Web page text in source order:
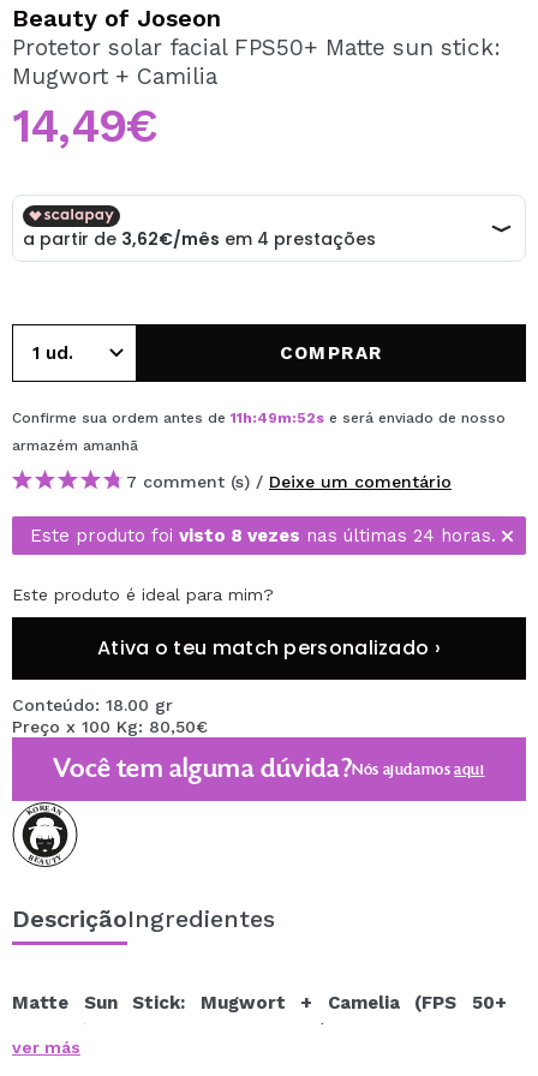
Ao criar uma conta no Maquibeauty.pt pode fazer as suas
compras rapidamente, verificar o estado das suas
Beauty of Joseon
Protetor solar facial FPS50+ Matte sun stick:
Mugwort + Camilia
14,49€
COMPRAR
Confirme sua ordem antes de 11h:49m:52s e será enviado de nosso
armazém amanhã
7 comment (s) / Deixe um comentário
Este produto foi visto 8 vezes nas últimas 24 horas.
Este produto é ideal para mim?
Ativa o teu match personalizado ›
Conteúdo: 18.00 gr
Preço x 100 Kg: 80,50€
Você tem alguma dúvida?Nós ajudamosaqui
DescriçãoIngredientes
Matte Sun Stick: Mugwort + Camelia (FPS 50+
PA++++) da Beauty of Joseon
é um protetor solar
vegano em formato stick que oferece proteção eficaz
ver más